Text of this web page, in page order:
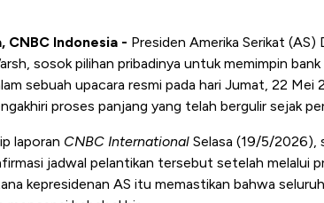
CNBC Indonesia - Presiden Amerika Serikat (AS)
sosok pilihan pribadinya untuk memimpin
sebuah upacara resmi pada hari Jumat, 22
proses panjang yang telah bergulir sejak
laporan CNBC International Selasa (19/5/2026),
jadwal pelantikan tersebut setelah melalui
kepresidenan AS itu memastikan bahwa